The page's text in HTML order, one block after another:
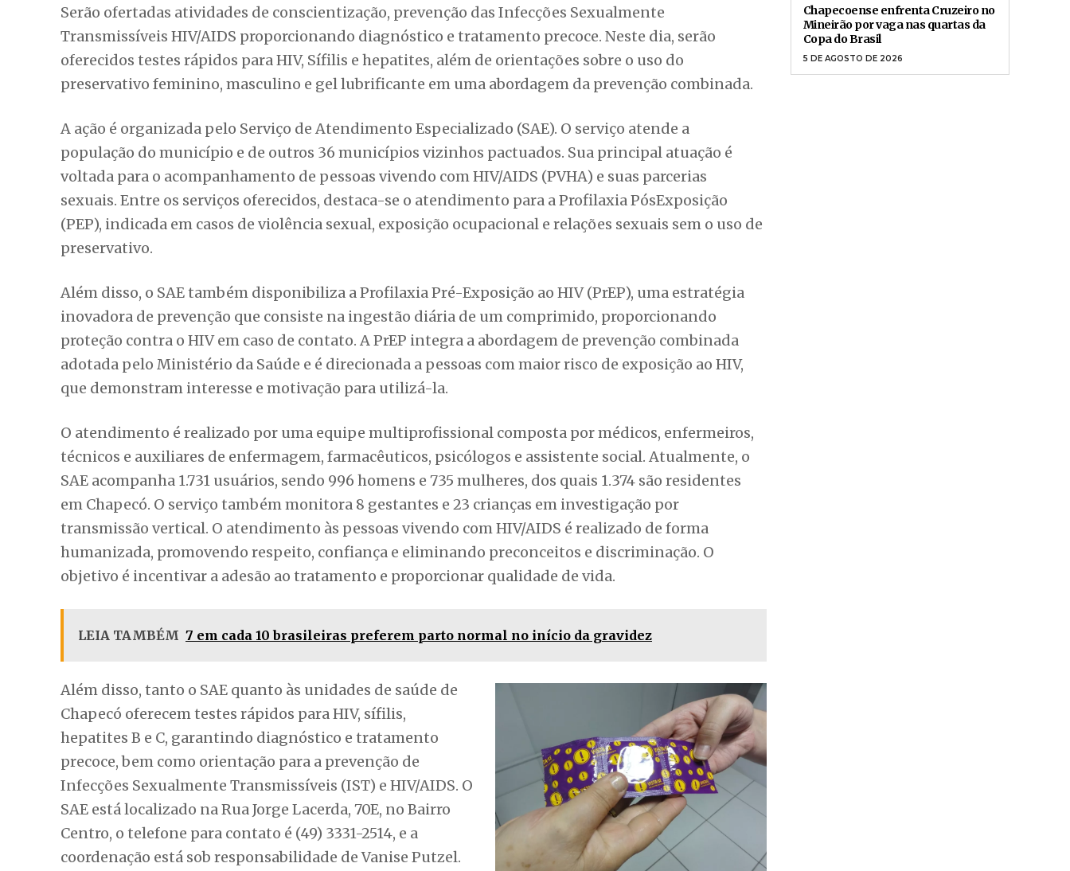
sexuais. Entre os serviços oferecidos, destaca-se o atendimento para a Profilaxia PósExposição
(PEP), indicada em casos de violência sexual, exposição ocupacional e relações sexuais sem o uso de
preservativo.
inovadora de prevenção que consiste na ingestão diária de um comprimido, proporcionando
proteção contra o HIV em caso de contato. A PrEP integra a abordagem de prevenção combinada
adotada pelo Ministério da Saúde e é direcionada a pessoas com maior risco de exposição ao HIV,
que demonstram interesse e motivação para utilizá-la.
O atendimento é realizado por uma equipe multiprofissional composta por médicos, enfermeiros,
SAE acompanha 1.731 usuários, sendo 996 homens e 735 mulheres, dos quais 1.374 são residentes
em Chapecó. O serviço também monitora 8 gestantes e 23 crianças em investigação por
transmissão vertical. O atendimento às pessoas vivendo com HIV/AIDS é realizado de forma
humanizada, promovendo respeito, confiança e eliminando preconceitos e discriminação. O
objetivo é incentivar a adesão ao tratamento e proporcionar qualidade de vida.
LEIA TAMBÉM 7 em cada 10 brasileiras preferem parto normal no início da gravidez
Além disso, tanto o SAE quanto às unidades de saúde de
Chapecó oferecem testes rápidos para HIV, sífilis,
hepatites B e C, garantindo diagnóstico e tratamento
precoce, bem como orientação para a prevenção de
Infecções Sexualmente Transmissíveis (IST) e HIV/AIDS. O
SAE está localizado na Rua Jorge Lacerda, 70E, no Bairro
coordenação está sob responsabilidade de Vanise Putzel.
Saiba mais
O Dia Mundial de Luta contra a AIDS, celebrado em 1º de dezembro, foi instituído em 1987 pela
Assembleia Mundial de Saúde em parceria com a Organização das Nações Unidas (ONU). A data tem
como objetivo conscientizar a população sobre a AIDS, promovendo o entendimento da doença, a
prevenção, a redução do estigma e da discriminação, além de desconstruir concepções equivocadas
relacionadas ao diagnóstico do HIV.